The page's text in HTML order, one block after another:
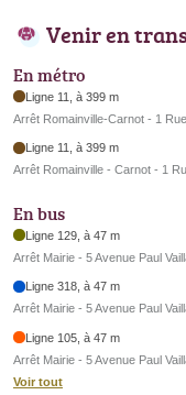
Venir en
En métro
Ligne 11, à 399 m
Arrêt Romainville-Carnot - 1
Ligne 11, à 399 m
Arrêt Romainville - Carnot - 1
En bus
Ligne 129, à 47 m
Arrêt Mairie - 5 Avenue Paul
Ligne 318, à 47 m
Arrêt Mairie - 5 Avenue Paul
Ligne 105, à 47 m
Arrêt Mairie - 5 Avenue Paul
Voir tout